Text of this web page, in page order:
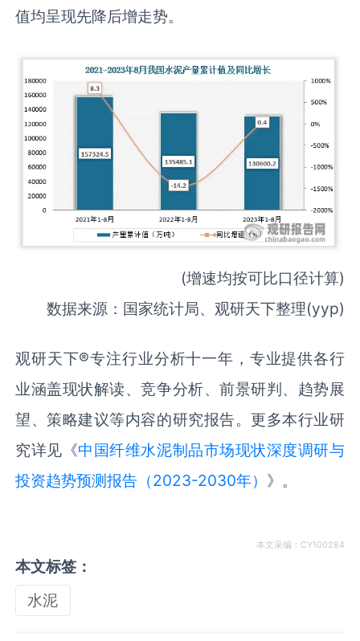
值均呈现先降后增走势。
(增速均按可比口径计算)
数据来源：国家统计局、观研天下整理(yyp)
观研天下®专注行业分析十一年，专业提供各行
业涵盖现状解读、竞争分析、前景研判、趋势展
望、策略建议等内容的研究报告。更多本行业研
究详见《中国纤维水泥制品市场现状深度调研与
投资趋势预测报告（2023-2030年） 》。
本文采编：CY100284
本文标签：
水泥